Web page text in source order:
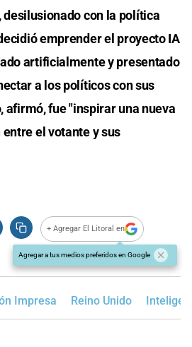
desilusionado con la política
emprender el proyecto IA
artificialmente y presentado
a los políticos con sus
afirmó, fue "inspirar una nueva
el votante y sus
+ Agregar El Litoral en
Agregar a tus medios preferidos en Google
Impresa Reino Unido